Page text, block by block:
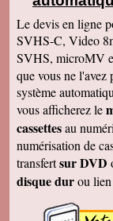
a plus de
J'ai bien
Merci
Cécile B.
J'ai bien
vous
Bernard
Bien
j'ai eu
DUR et
Le devis en ligne
SVHS-C, Video
SVHS, microMV
que vous ne l'avez
système
vous afficherez le
cassettesau
numérisation de
transfertsur DVD
disque durou